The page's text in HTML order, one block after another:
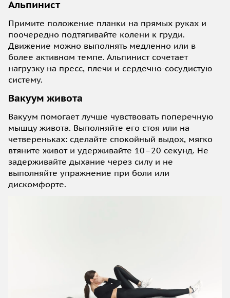
Альпинист
Примите положение планки на прямых руках и
поочередно подтягивайте колени к груди.
Движение можно выполнять медленно или в
более активном темпе. Альпинист сочетает
нагрузку на пресс, плечи и сердечно-сосудистую
систему.
Вакуум живота
Вакуум помогает лучше чувствовать поперечную
мышцу живота. Выполняйте его стоя или на
четвереньках: сделайте спокойный выдох, мягко
втяните живот и удерживайте 10–20 секунд. Не
задерживайте дыхание через силу и не
выполняйте упражнение при боли или
дискомфорте.